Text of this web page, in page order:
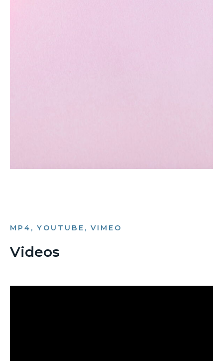
MP4, YOUTUBE, VIMEO
Videos